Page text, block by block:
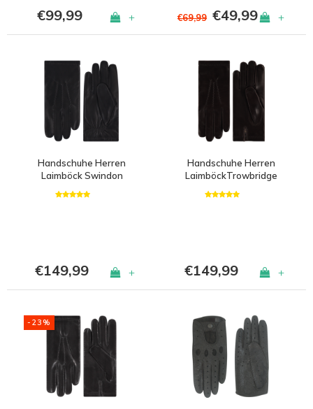
€99,99 + €69,99 €49,99 +
Handschuhe Herren
Laimböck Swindon
€149,99 +
Handschuhe Herren
LaimböckTrowbridge
€149,99 +
-23%